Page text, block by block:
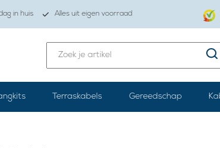
in huis Alles uit eigen voorraad
Terraskabels Gereedschap